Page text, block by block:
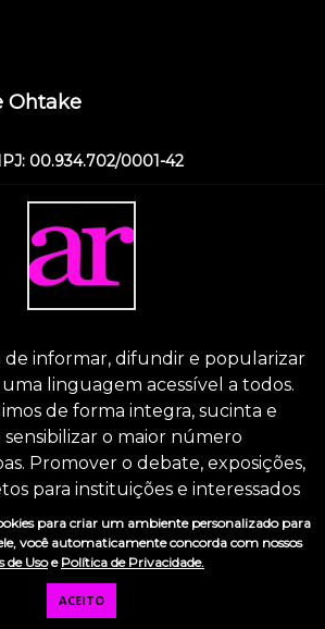
Ohtake
00.934.702/0001-42
de informar, difundir e popularizar
linguagem acessível a todos.
de forma integra, sucinta e
sensibilizar o maior número
Promover o debate, exposições,
para instituições e interessados
promover o crescimento
através da arte.”
para criar um ambiente personalizado para
você automaticamente concorda com nossos
de Usoe Política de Privacidade.
ACEITO